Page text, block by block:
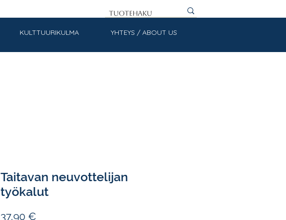
KULTTUURIKULMA YHTEYS / ABOUT US
Taitavan neuvottelijan
työkalut
37,90 €